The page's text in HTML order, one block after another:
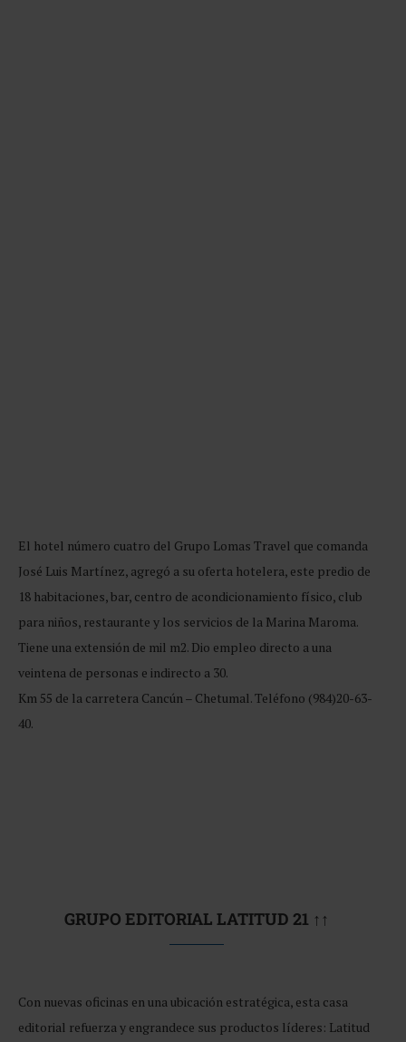
El hotel número cuatro del Grupo Lomas Travel que comanda
José Luis Martínez, agregó a su oferta hotelera, este predio de
18 habitaciones, bar, centro de acondicionamiento físico, club
para niños, restaurante y los servicios de la Marina Maroma.
Tiene una extensión de mil m2. Dio empleo directo a una
veintena de personas e indirecto a 30.
Km 55 de la carretera Cancún – Chetumal. Teléfono (984)20-63-
40.
GRUPO EDITORIAL LATITUD 21 ↑↑
Con nuevas oficinas en una ubicación estratégica, esta casa
editorial refuerza y engrandece sus productos líderes: Latitud